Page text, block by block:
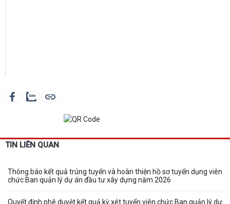
TIN LIÊN QUAN
Thông báo kết quả trúng tuyển và hoàn thiện hồ sơ tuyển dụng viên
chức Ban quản lý dự án đầu tư xây dựng năm 2026
Quyết định phê duyệt kết quả kỳ xét tuyển viên chức Ban quản lý dự